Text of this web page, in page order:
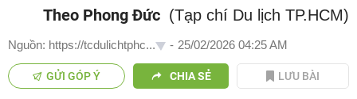
Theo Phong Đức (Tạp chí Du lịch TP.HCM)
Nguồn: https://tcdulichtphc... - 25/02/2026 04:25 AM
GỬI GÓP Ý CHIA SẺ LƯU BÀI